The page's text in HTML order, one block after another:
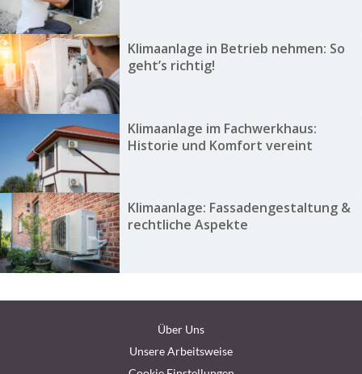
Klimaanlage in Betrieb nehmen: So
geht’s richtig!
Klimaanlage im Fachwerkhaus:
Historie und Komfort vereint
Klimaanlage: Fassadengestaltung &
rechtliche Aspekte
Über Uns
Unsere Arbeitsweise